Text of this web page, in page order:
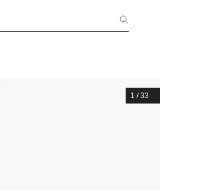
1 /33